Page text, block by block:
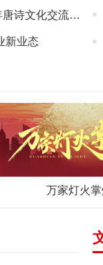
全国中小学生唐诗文化传习实践地青少年唐诗文化交流活动在西安启幕
新业态
万家灯火